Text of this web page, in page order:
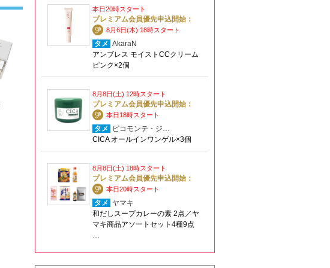
本日20時スタート
プレミアム会員優先申込開始：
8月6日(木) 18時スタート
タメ AkaraN
アンブレス モイストCCクリーム
ピンク×2個
8月8日(土) 12時スタート
プレミアム会員優先申込開始：
本日18時スタート
タメ
ピコモンテ・ジ…
CICA オールインワンゲル×3個
8月8日(土) 18時スタート
プレミアム会員優先申込開始：
本日20時スタート
タメ ヤマキ
和だしスープカレーの素 2点／ヤ
マキ商品アソートセット4種9点
…